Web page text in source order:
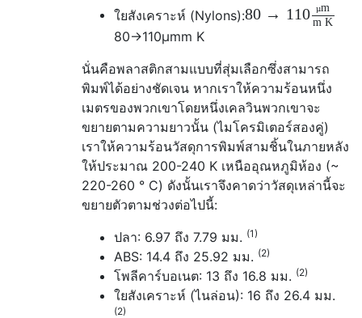
ใยสังเคราะห์ (Nylons):80 → 110 µm
m K
80→110µmm K
นั่นคือพลาสติกสามแบบที่สุ่มเลือกซึ่งสามารถ
พิมพ์ได้อย่างชัดเจน หากเราให้ความร้อนหนึ่ง
เมตรของพวกเขาโดยหนึ่งเคลวินพวกเขาจะ
ขยายตามความยาวนั้น (ไมโครมิเตอร์สองคู่)
เราให้ความร้อนวัสดุการพิมพ์สามชิ้นในภายหลัง
ให้ประมาณ 200-240 K เหนืออุณหภูมิห้อง (~
220-260 ° C) ดังนั้นเราจึงคาดว่าวัสดุเหล่านี้จะ
ขยายตัวตามช่วงต่อไปนี้:
ปลา: 6.97 ถึง 7.79 มม. (1)
ABS: 14.4 ถึง 25.92 มม. (2)
โพลีคาร์บอเนต: 13 ถึง 16.8 มม. (2)
ใยสังเคราะห์ (ไนล่อน): 16 ถึง 26.4 มม.
(2)